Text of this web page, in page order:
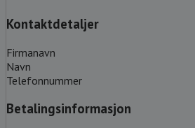
Kontaktdetaljer
Firmanavn
Navn
Telefonnummer
Betalingsinformasjon